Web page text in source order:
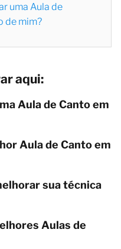
uma Aula de
de mim?
aqui:
Aula de Canto em
Aula de Canto em
sua técnica
Aulas de